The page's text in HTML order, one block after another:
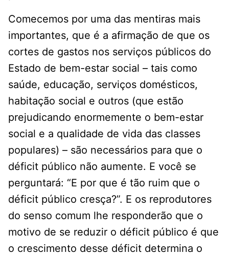
Comecemos por uma das mentiras mais
importantes, que é a afirmação de que os
cortes de gastos nos serviços públicos do
Estado de bem-estar social – tais como
saúde, educação, serviços domésticos,
habitação social e outros (que estão
prejudicando enormemente o bem-estar
social e a qualidade de vida das classes
populares) – são necessários para que o
déficit público não aumente. E você se
perguntará: “E por que é tão ruim que o
déficit público cresça?”. E os reprodutores
do senso comum lhe responderão que o
motivo de se reduzir o déficit público é que
o crescimento desse déficit determina o